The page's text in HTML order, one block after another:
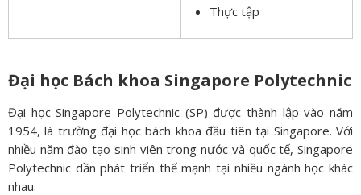
Thực tập
Đại học Bách khoa Singapore Polytechnic
Đại học Singapore Polytechnic (SP) được thành lập vào năm
1954, là trường đại học bách khoa đầu tiên tại Singapore. Với
nhiều năm đào tạo sinh viên trong nước và quốc tế, Singapore
Polytechnic dần phát triển thế mạnh tại nhiều ngành học khác
nhau.